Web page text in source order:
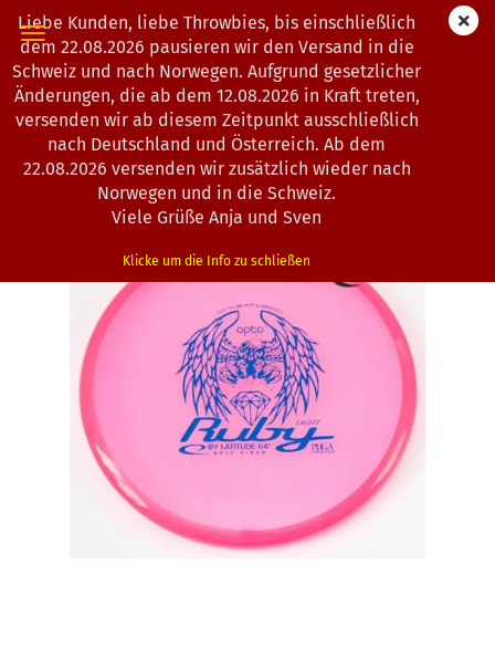
Liebe Kunden, liebe Throwbies, bis einschließlich
dem 22.08.2026 pausieren wir den Versand in die
Schweiz und nach Norwegen. Aufgrund gesetzlicher
Änderungen, die ab dem 12.08.2026 in Kraft treten,
versenden wir ab diesem Zeitpunkt ausschließlich
nach Deutschland und Österreich. Ab dem
22.08.2026 versenden wir zusätzlich wieder nach
Norwegen und in die Schweiz.
Viele Grüße Anja und Sven
Klicke um die Info zu schließen
« Erster « zurück weiter »
Letzter »
Artikel in dieser Kategorie
Latitude 64° | Ruby | Opto
0200111 )